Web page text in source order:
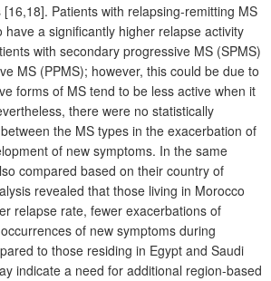
Patients with relapsing-remitting MS
have a significantly higher relapse activity
with secondary progressive MS (SPMS)
MS (PPMS); however, this could be due to
forms of MS tend to be less active when it
there were no statistically
the MS types in the exacerbation of
of new symptoms. In the same
compared based on their country of
revealed that those living in Morocco
relapse rate, fewer exacerbations of
of new symptoms during
to those residing in Egypt and Saudi
indicate a need for additional region-based